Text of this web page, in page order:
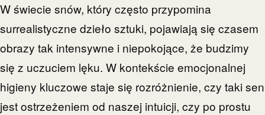
W świecie snów, który często przypomina
surrealistyczne dzieło sztuki, pojawiają się czasem
obrazy tak intensywne i niepokojące, że budzimy
się z uczuciem lęku. W kontekście emocjonalnej
higieny kluczowe staje się rozróżnienie, czy taki sen
jest ostrzeżeniem od naszej intuicji, czy po prostu